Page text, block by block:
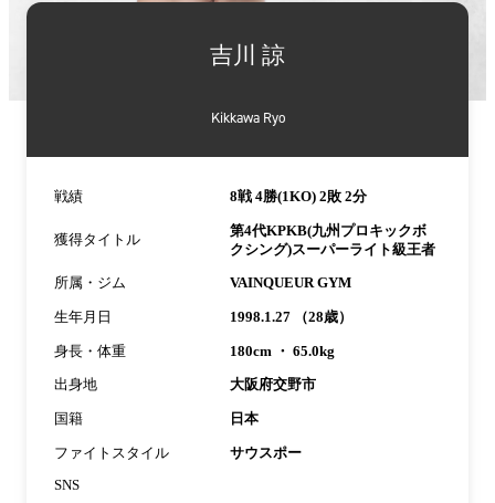
吉川 諒
Kikkawa Ryo
戦績 8戦 4勝(1KO) 2敗 2分
獲得タイトル
第4代KPKB(九州プロキックボ
クシング)スーパーライト級王者
所属・ジム VAINQUEUR GYM
生年月日 1998.1.27 （28歳）
身長・体重 180cm ・ 65.0kg
出身地 大阪府交野市
国籍 日本
ファイトスタイル サウスポー
SNS